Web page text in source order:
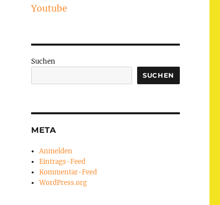
Youtube
Suchen
SUCHEN
META
Anmelden
Eintrags-Feed
Kommentar-Feed
WordPress.org